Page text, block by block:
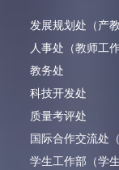
发展规划处（产
人事处（教师工作
教务处
科技开发处
质量考评处
国际合作交流处
学生工作部（学生